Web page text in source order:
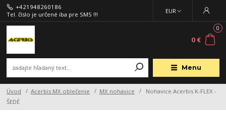
Menu
EUR
+421948260186
Tel. číslo je určené iba pre SMS !!!
0
0 €
Úvod Acerbis MX oblečenie MX nohavice
Nohavice Acerbis K-FLEX -
ŠEDÉ